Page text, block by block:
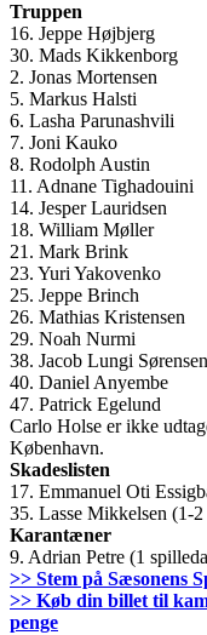
Truppen
16. Jeppe Højbjerg
30. Mads Kikkenborg
2. Jonas Mortensen
5. Markus Halsti
6. Lasha Parunashvili
7. Joni Kauko
8. Rodolph Austin
11. Adnane Tighadouini
14. Jesper Lauridsen
18. William Møller
21. Mark Brink
23. Yuri Yakovenko
25. Jeppe Brinch
26. Mathias Kristensen
29. Noah Nurmi
38. Jacob Lungi Sørensen
40. Daniel Anyembe
47. Patrick Egelund
Carlo Holse er ikke
København.
Skadeslisten
17. Emmanuel Oti
35. Lasse Mikkelsen (1-2
Karantæner
9. Adrian Petre (1
>> Stem på Sæsonens
>> Køb din billet til
penge